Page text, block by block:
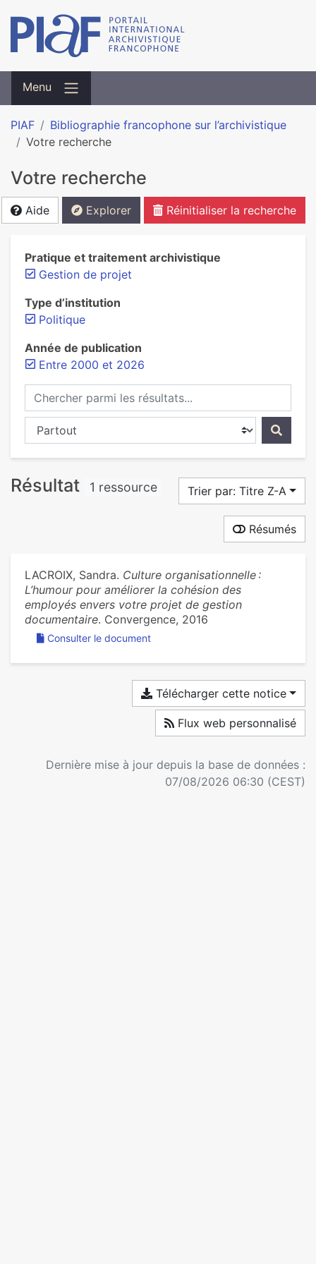
Menu
PIAF
Bibliographie francophone sur l’archivistique
Votre recherche
Votre recherche
Aide Explorer Réinitialiser la recherche
Pratique et traitement archivistique
Gestion de projet
Type d’institution
Politique
Année de publication
Entre 2000 et 2026
Chercher parmi les résultats...
Chercher dans...
Résultat 1 ressource Trier par: Titre Z-A
Résumés
LACROIX, Sandra. Culture organisationnelle :
L’humour pour améliorer la cohésion des
employés envers votre projet de gestion
documentaire. Convergence, 2016
Consulter le document
Télécharger cette notice
Flux web personnalisé
Dernière mise à jour depuis la base de données :
07/08/2026 06:30 (CEST)